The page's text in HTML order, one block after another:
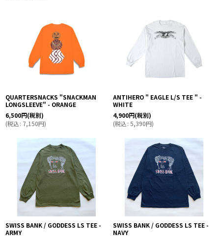
QUARTERSNACKS "SNACKMAN
LONGSLEEVE" - ORANGE
6,500円(税別)
(税込: 7,150円)
ANTIHERO " EAGLE L/S TEE " -
WHITE
4,900円(税別)
(税込: 5,390円)
SWISS BANK / GODDESS LS TEE -
ARMY
SWISS BANK / GODDESS LS TEE -
NAVY